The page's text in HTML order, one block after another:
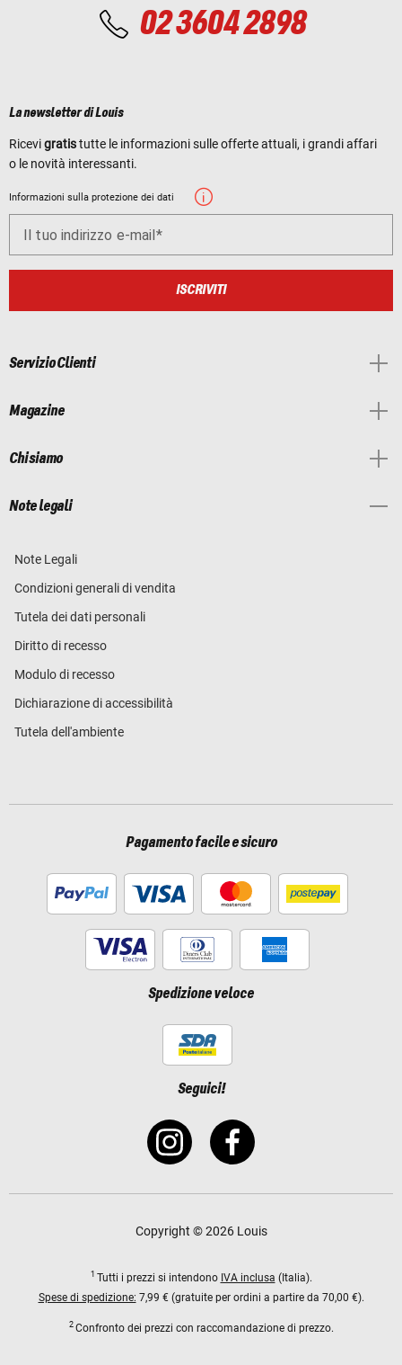
02 3604 2898
La newsletter di Louis
Ricevigratistutte le informazioni sulle offerte attuali, i grandi affari
o le novità interessanti.
Informazioni sulla protezione dei dati
Il tuo indirizzo e-mail
ISCRIVITI
Servizio Clienti
Magazine
Chi siamo
Note legali
Note Legali
Condizioni generali di vendita
Tutela dei dati personali
Diritto di recesso
Modulo di recesso
Dichiarazione di accessibilità
Tutela dell'ambiente
Pagamento facile e sicuro
Spedizione veloce
Seguici!
Copyright © 2026 Louis
1 Tutti i prezzi si intendono IVA inclusa (Italia).
Spese di spedizione: 7,99 € (gratuite per ordini a partire da 70,00 €).
2 Confronto dei prezzi con raccomandazione di prezzo.